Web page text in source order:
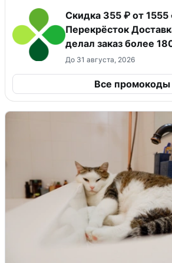
Скидка 355 ₽ от
Перекрёсток
делал заказ более
До 31 августа, 2026
Все промокоды